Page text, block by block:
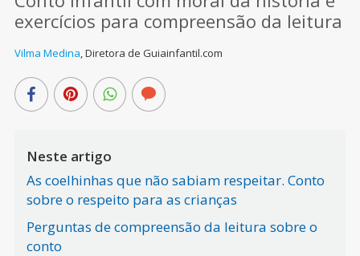
exercícios para compreensão da leitura
Vilma Medina,Diretora de Guiainfantil.com
Neste artigo
As coelhinhas que não sabiam respeitar. Conto
sobre o respeito para as crianças
Perguntas de compreensão da leitura sobre o
conto